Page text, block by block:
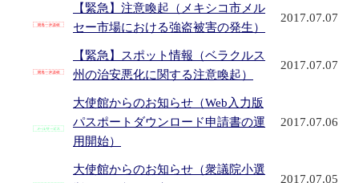
【緊急】注意喚起（メキシコ市メル
セー市場における強盗被害の発生）
2017.07.07
【緊急】スポット情報（ベラクルス
州の治安悪化に関する注意喚起）
2017.07.07
大使館からのお知らせ（Web入力版
パスポートダウンロード申請書の運
用開始）
2017.07.06
大使館からのお知らせ（衆議院小選
2017.07.05